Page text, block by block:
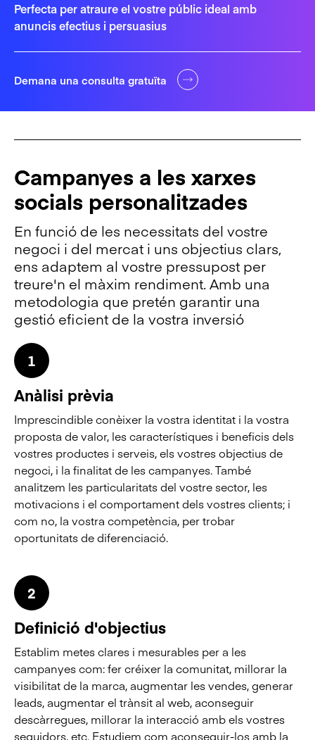
Perfecta per atraure el vostre públic ideal amb
anuncis efectius i persuasius
Demana una consulta gratuïta
Campanyes a les xarxes
socials personalitzades
En funció de les necessitats del vostre
negoci i del mercat i uns objectius clars,
ens adaptem al vostre pressupost per
treure'n el màxim rendiment. Amb una
metodologia que pretén garantir una
gestió eficient de la vostra inversió
1
Anàlisi prèvia
Imprescindible conèixer la vostra identitat i la vostra
proposta de valor, les característiques i beneficis dels
vostres productes i serveis, els vostres objectius de
negoci, i la finalitat de les campanyes. També
analitzem les particularitats del vostre sector, les
motivacions i el comportament dels vostres clients; i
com no, la vostra competència, per trobar
oportunitats de diferenciació.
2
Definició d'objectius
Establim metes clares i mesurables per a les
campanyes com: fer créixer la comunitat, millorar la
visibilitat de la marca, augmentar les vendes, generar
leads, augmentar el trànsit al web, aconseguir
descàrregues, millorar la interacció amb els vostres
seguidors, etc. Estudiem com aconseguir-los amb la